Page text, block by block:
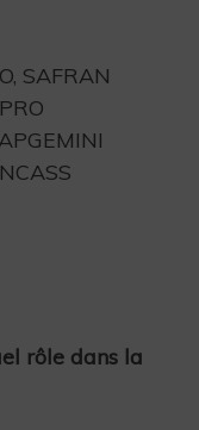
SAFRAN
rôle dans la